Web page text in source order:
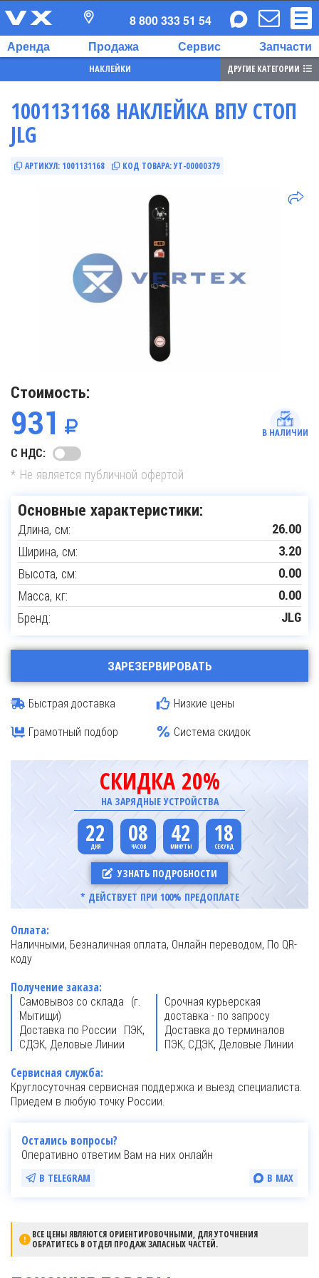
Аренда Продажа Сервис Запчасти
8 800 333 51 54
НАКЛЕЙКИ ДРУГИЕ КАТЕГОРИИ
1001131168 НАКЛЕЙКА ВПУ СТОП
JLG
АРТИКУЛ: 1001131168 КОД ТОВАРА:УТ-00000379
Стоимость:
931 В НАЛИЧИИ
С НДС:
* Не является публичной офертой
Основные характеристики:
Длина, см: 26.00
Ширина, см: 3.20
Высота, см: 0.00
Масса, кг: 0.00
Бренд: JLG
ЗАРЕЗЕРВИРОВАТЬ
Быстрая доставка
Низкие цены
Грамотный подбор
Система скидок
СКИДКА 20%
НА ЗАРЯДНЫЕ УСТРОЙСТВА
22 08 42 18
УЗНАТЬ ПОДРОБНОСТИ
* ДЕЙСТВУЕТ ПРИ 100% ПРЕДОПЛАТЕ
Оплата:
Наличными, Безналичная оплата, Онлайн переводом, По QR-
коду
Получение заказа:
Самовывоз со склада (г.
Мытищи)
Срочная курьерская
доставка - по запросу
Доставка по России ПЭК,
СДЭК, Деловые Линии
Доставка до терминалов
ПЭК, СДЭК, Деловые Линии
Сервисная служба:
Круглосуточная сервисная поддержка и выезд специалиста.
Приедем в любую точку России.
Остались вопросы?
Оперативно ответим Вам на них онлайн
В TELEGRAM В MAX
ВСЕ ЦЕНЫ ЯВЛЯЮТСЯ ОРИЕНТИРОВОЧНЫМИ, ДЛЯ УТОЧНЕНИЯ
ОБРАТИТЕСЬ В ОТДЕЛ ПРОДАЖ ЗАПАСНЫХ ЧАСТЕЙ.